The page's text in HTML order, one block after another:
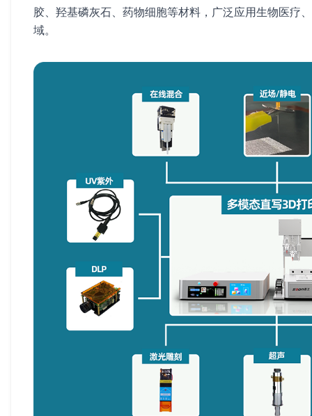
胶、羟基磷灰石、药物细胞等材料，广泛应用生物医疗
域。